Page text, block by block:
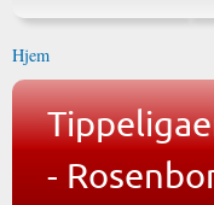
Hjem
-